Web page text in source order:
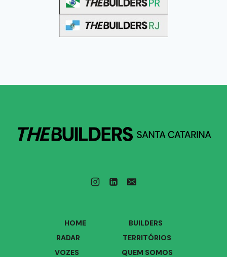
HOME
BUILDERS
RADAR
TERRITÓRIOS
VOZES
QUEM SOMOS